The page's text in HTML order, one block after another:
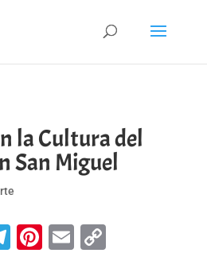
la Cultura del
San Miguel
Telegram
Pinterest
EmailCopy